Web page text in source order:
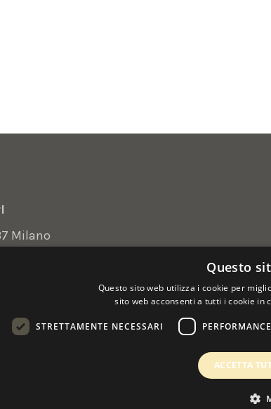
Milano
Questo
Questo sito web utilizza i cookie per
sito web acconsenti a tutti i cookie in
STRETTAMENTE NECESSARI PERFORMANCE
ACCETTA